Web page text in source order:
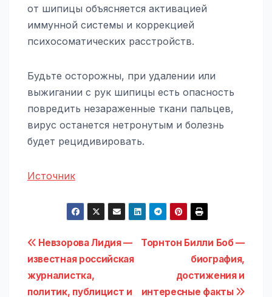
от шипицы объясняется активацией
иммунной системы и коррекцией
психосоматических расстройств.
Будьте осторожны, при удалении или
выжигании с рук шипицы есть опасность
повредить незараженные ткани пальцев,
вирус останется нетронутым и болезнь
будет рецидивировать.
Источник
Навигация
по
Торнтон Билли Боб —
биография,
достижения и
интересные факты
Невзорова Лидия —
известная российская
журналистка,
политик, публицист и